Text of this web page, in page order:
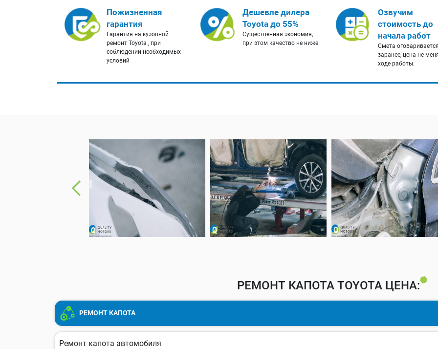
Пожизненная
гарантия
Гарантия на кузовной
ремонт Toyota , при
соблюдении необходимых
условий
Дешевле дилера
Toyota до 55%
Существенная экономия,
при этом качество не ниже
Озвучим
стоимость до
начала работ
Смета оговаривается
заранее, цена не
ходе работы.
РЕМОНТ КАПОТА TOYOTA ЦЕНА:
РЕМОНТ КАПОТА
Ремонт капота автомобиля